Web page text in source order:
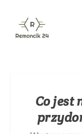
Co jest